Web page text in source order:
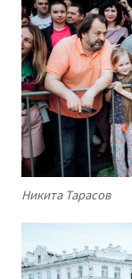
Никита Тарасов